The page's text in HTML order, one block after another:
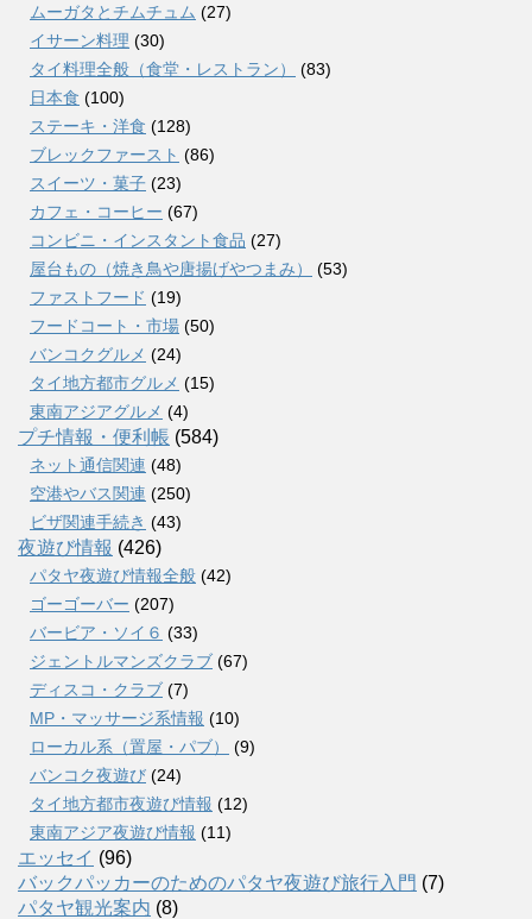
ムーガタとチムチュム (27)
イサーン料理 (30)
タイ料理全般（食堂・レストラン）
(83)
日本食 (100)
ステーキ・洋食 (128)
ブレックファースト (86)
スイーツ・菓子 (23)
カフェ・コーヒー (67)
コンビニ・インスタント食品 (27)
屋台もの（焼き鳥や唐揚げやつまみ）
(53)
ファストフード (19)
フードコート・市場 (50)
バンコクグルメ (24)
タイ地方都市グルメ (15)
東南アジアグルメ (4)
プチ情報・便利帳 (584)
ネット通信関連 (48)
空港やバス関連 (250)
ビザ関連手続き (43)
夜遊び情報 (426)
パタヤ夜遊び情報全般 (42)
ゴーゴーバー (207)
バービア・ソイ６ (33)
ジェントルマンズクラブ (67)
ディスコ・クラブ (7)
MP・マッサージ系情報 (10)
ローカル系（置屋・パブ）
(9)
バンコク夜遊び (24)
タイ地方都市夜遊び情報 (12)
東南アジア夜遊び情報 (11)
エッセイ (96)
バックパッカーのためのパタヤ夜遊び旅行入門 (7)
パタヤ観光案内 (8)